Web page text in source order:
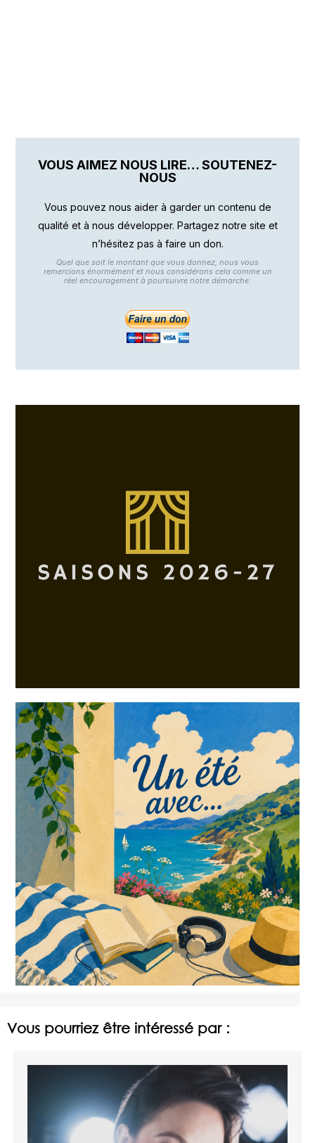
VOUS AIMEZ NOUS LIRE… SOUTENEZ-
NOUS
Vous pouvez nous aider à garder un contenu de
qualité et à nous développer. Partagez notre site et
n’hésitez pas à faire un don.
Quel que soit le montant que vous donnez, nous vous
remercions énormément et nous considérons cela comme un
réel encouragement à poursuivre notre démarche.
Vous pourriez être intéressé par :